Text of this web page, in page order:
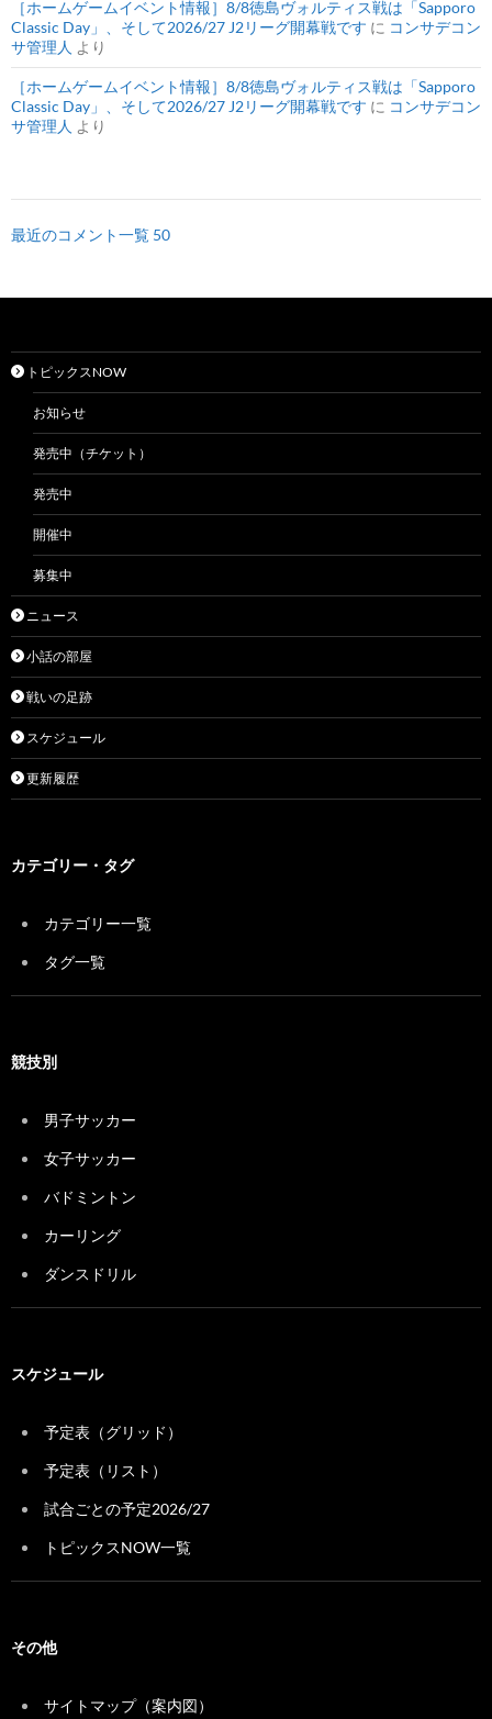
［ホームゲームイベント情報］8/8徳島ヴォルティス戦は「Sapporo
Classic Day」、そして2026/27 J2リーグ開幕戦です に コンサデコン
サ管理人 より
［ホームゲームイベント情報］8/8徳島ヴォルティス戦は「Sapporo
Classic Day」、そして2026/27 J2リーグ開幕戦です に コンサデコン
サ管理人 より
最近のコメント一覧 50
トピックスNOW
お知らせ
発売中（チケット）
発売中
開催中
募集中
ニュース
小話の部屋
戦いの足跡
スケジュール
更新履歴
カテゴリー・タグ
カテゴリー一覧
タグ一覧
競技別
男子サッカー
女子サッカー
バドミントン
カーリング
ダンスドリル
スケジュール
予定表（グリッド）
予定表（リスト）
試合ごとの予定2026/27
トピックスNOW一覧
その他
サイトマップ（案内図）